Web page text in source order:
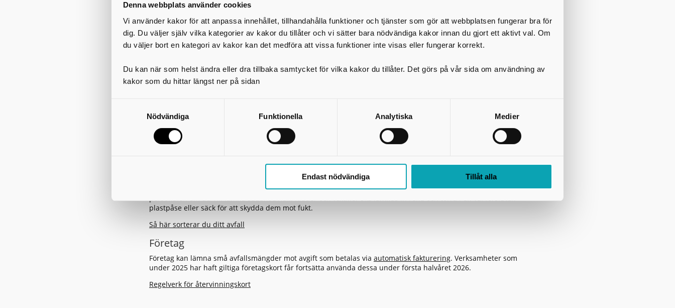
Denna webbplats använder cookies
Vi använder kakor för att anpassa innehållet, tillhandahålla funktioner och tjänster som gör att webbplatsen fungerar bra för
dig. Du väljer själv vilka kategorier av kakor du tillåter och vi sätter bara nödvändiga kakor innan du gjort ett aktivt val. Om
du väljer bort en kategori av kakor kan det medföra att vissa funktioner inte visas eller fungerar korrekt.
Du kan när som helst ändra eller dra tillbaka samtycket för vilka kakor du tillåter. Det görs på vår sida om användning av
kakor som du hittar längst ner på sidan
Nödvändiga Funktionella Analytiska Medier
Endast nödvändiga Tillåt alla
Öppettider
Måndag-fredag 9-16.30
Lördag 9-13
Du som hargrönt kortkan besöka återvinningscentralen under årets alla dagar 7-21.
E-post:hjo@avfallskaraborg.se
Adress: Timmervägen 1, 544 50 Hjo
Allt avfall som du lämnar ska sorteras och lämnas löst i respektive avfallsbehållare.
Undantaget är lättflyktigt material som till exempel sågspån, damm, aska eller invasiva växter. Prata med
plastpåse eller säck för att skydda dem mot fukt.
Så här sorterar du ditt avfall
Företag
Företag kan lämna små avfallsmängder mot avgift som betalas via automatisk fakturering. Verksamheter som
under 2025 har haft giltiga företagskort får fortsätta använda dessa under första halvåret 2026.
Regelverk för återvinningskort